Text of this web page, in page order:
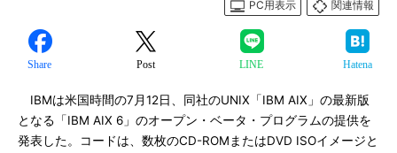
PC用表示
関連情報
Share Post LINE Hatena
IBMは米国時間の7月12日、同社のUNIX「IBM AIX」の最新版
となる「IBM AIX 6」のオープン・ベータ・プログラムの提供を
発表した。コードは、数枚のCD-ROMまたはDVD ISOイメージと